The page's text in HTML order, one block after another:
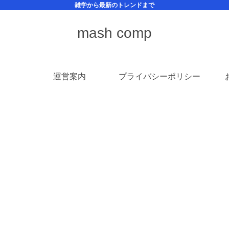
雑学から最新のトレンドまで
mash comp
運営案内 プライバシーポリシー